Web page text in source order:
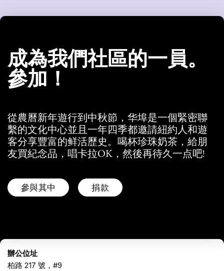
成為我們社區的一員。
參加！
從農曆新年遊行到中秋節，华埠是一個緊密聯
繫的文化中心並且一年四季都邀請紐約人和遊
客分享豐富的鲜活歷史。喝杯珍珠奶茶，給朋
友買紀念品，唱卡拉OK，然後再待久一点吧!
參與其中 捐款
辦公位址
柏路 217 號，#9